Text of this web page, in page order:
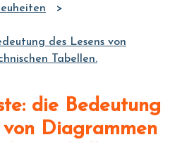
des Lesens von
Tabellen.
von Diagrammen